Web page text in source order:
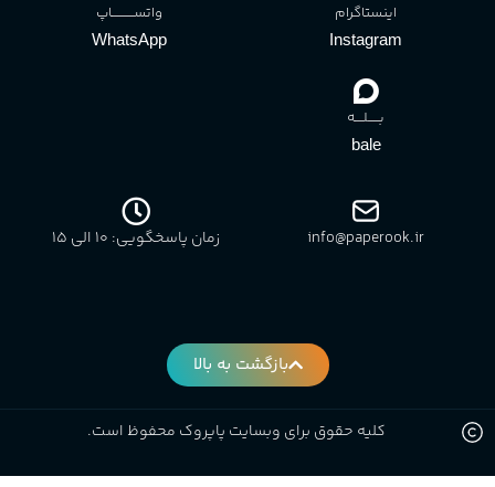
اینستاگرام
Instagram
واتســــــــــاپ
WhatsApp
بـــــلــــه
bale
info@paperook.ir زمان پاسخگویی: 10 الی ۱5
بازگشت به بالا
کلیه حقوق برای وبسایت پاپروک محفوظ است.